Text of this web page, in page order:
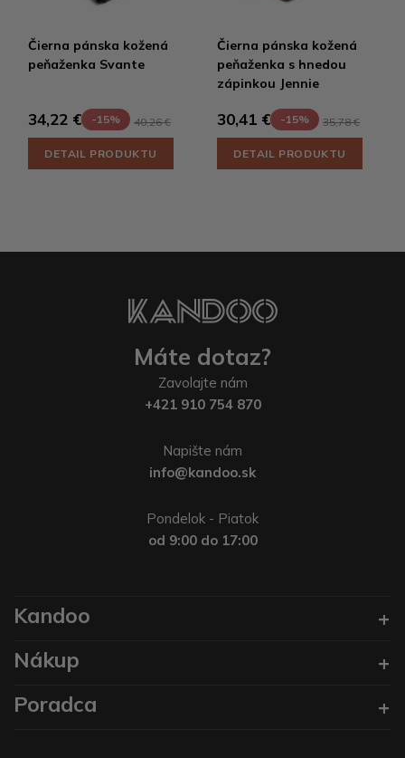
Čierna pánska kožená
peňaženka Svante
34,22 € -15% 40,26 €
DETAIL PRODUKTU
Čierna pánska kožená
peňaženka s hnedou
zápinkou Jennie
30,41 € -15% 35,78 €
DETAIL PRODUKTU
Máte dotaz?
Zavolajte nám
+421 910 754 870
Napište nám
info@kandoo.sk
Pondelok - Piatok
od 9:00 do 17:00
Kandoo
Nákup
Poradca